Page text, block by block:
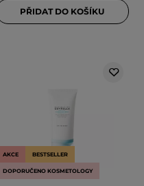
PŘIDAT DO KOŠÍKU
AKCE BESTSELLER
DOPORUČENO KOSMETOLOGY